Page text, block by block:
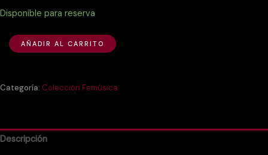
Disponible para reserva
AÑADIR AL CARRITO
Categoría: Colección Femúsica
Descripción